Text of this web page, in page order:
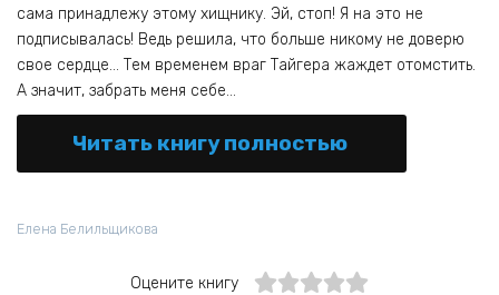
сама принадлежу этому хищнику. Эй, стоп! Я на это не
подписывалась! Ведь решила, что больше никому не доверю
свое сердце… Тем временем враг Тайгера жаждет отомстить.
А значит, забрать меня себе…
Читать книгу полностью
Елена Белильщикова
Оцените книгу